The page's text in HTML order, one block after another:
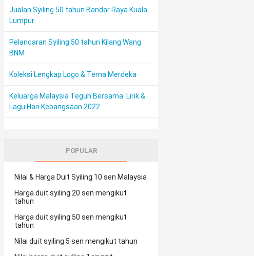
Jualan Syiling 50 tahun Bandar Raya Kuala
Lumpur
Pelancaran Syiling 50 tahun Kilang Wang
BNM
Koleksi Lengkap Logo & Tema Merdeka
Keluarga Malaysia Teguh Bersama: Lirik &
Lagu Hari Kebangsaan 2022
POPULAR
Nilai & Harga Duit Syiling 10 sen Malaysia
Harga duit syiling 20 sen mengikut
tahun
Harga duit syiling 50 sen mengikut
tahun
Nilai duit syiling 5 sen mengikut tahun